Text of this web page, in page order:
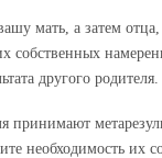
мать, а затем
собственных
другого родителя.
принимают
необходимость их